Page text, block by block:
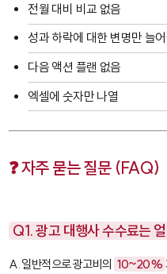
전월 대비 비교 없음
성과 하락에 대한 변명만 늘
다음 액션 플랜 없음
엑셀에 숫자만 나열
❓ 자주 묻는 질문 (FAQ)
Q1. 광고 대행사 수수료는
A. 일반적으로 광고비의 10~20%